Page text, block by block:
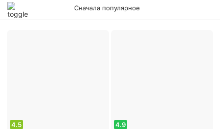
Сначала популярное
4.5 4.9